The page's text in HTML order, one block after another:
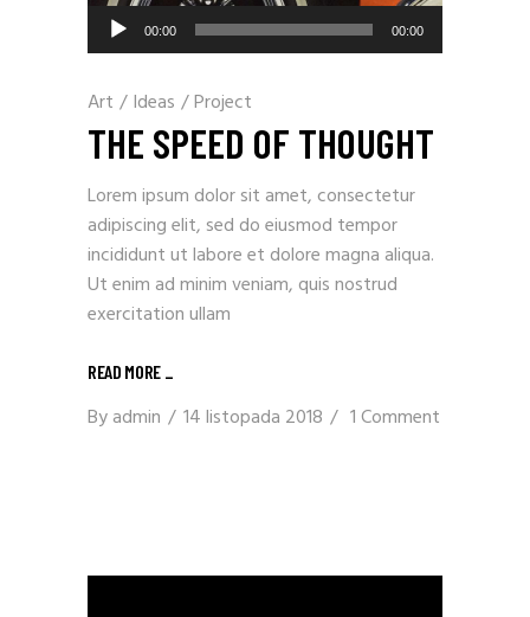
Odtwarzacz
plików
00:00 00:00
Art / Ideas /Project
THE SPEED OF THOUGHT
Lorem ipsum dolor sit amet, consectetur
adipiscing elit, sed do eiusmod tempor
incididunt ut labore et dolore magna aliqua.
Ut enim ad minim veniam, quis nostrud
exercitation ullam
READ MORE _
Byadmin 14 listopada 2018 1 Comment